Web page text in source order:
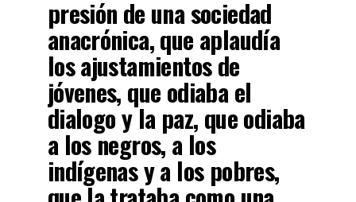
presión de una sociedad
anacrónica, que aplaudía
los ajustamientos de
jóvenes, que odiaba el
dialogo y la paz, que odiaba
a los negros, a los
indígenas y a los pobres,